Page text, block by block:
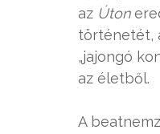
az Úton
történetét,
„jajongó
az életből.
A